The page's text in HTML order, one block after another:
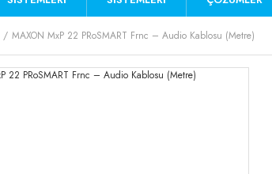
MAXON MxP 22 PRoSMART Frnc – Audio Kablosu (Metre)